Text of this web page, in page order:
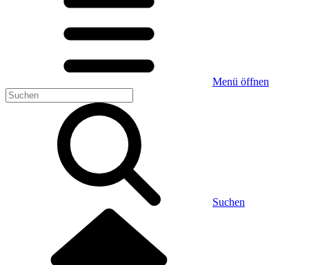
Menü öffnen
Suchen